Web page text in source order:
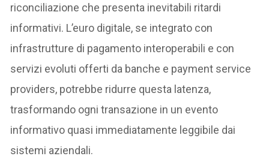
riconciliazione che presenta inevitabili ritardi
informativi. L’euro digitale, se integrato con
infrastrutture di pagamento interoperabili e con
servizi evoluti offerti da banche e payment service
providers, potrebbe ridurre questa latenza,
trasformando ogni transazione in un evento
informativo quasi immediatamente leggibile dai
sistemi aziendali.